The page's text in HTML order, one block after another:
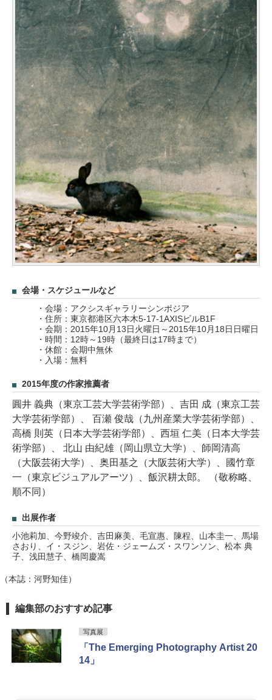
会場・スケジュールなど
・会場：アクシスギャラリーシンポジア
・住所：東京都港区六本木5-17-1AXISビルB1F
・会期：2015年10月13日火曜日～2015年10月18日日曜日
・時間：12時～19時（最終日は17時まで）
・休館：会期中無休
・入場：無料
2015年度の作家推薦者
圓井 義典（東京工芸大学芸術学部）、吉田 成（東京工芸
大学芸術学部）、 百瀬 俊哉（九州産業大学芸術学部）、
高橋 則英（日本大学芸術学部）、西垣 仁美（日本大学芸
術学部）、 北山 由紀雄（岡山県立大学）、師岡清高
（大阪芸術大学）、奥田基之（大阪芸術大学）、國竹章
一（東京ビジュアルアーツ）、飯沢耕太郎。 （敬称略、
順不同）
出展作者
小池莉加、今野竣介、吉田麻美、毛宣惠、陳程、山本圭一、馬場
さおり、イ・スジン、岩佐・ジェームズ・スワンソン、松本 典
子、浅田慧子、橋岡慶嵩
（本誌：河野知佳）
編集部のおすすめ記事
写真展
「The Emerging Photography Artist 20
14」